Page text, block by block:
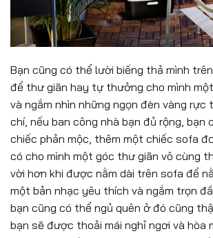
Bạn cũng có thể lười biếng thả mình
để thư giãn hay tự thưởng cho mình
và ngắm nhìn những ngọn đèn vàng rực
chí, nếu ban công nhà bạn đủ rộng, bạn
chiếc phản mộc, thêm một chiếc sofa
có cho mình một góc thư giãn vô cùng
vời hơn khi được nằm dài trên sofa để
một bản nhạc yêu thích và ngắm trọn
bạn cũng có thể ngủ quên ở đó cũng
bạn sẽ được thoải mái nghỉ ngơi và hòa